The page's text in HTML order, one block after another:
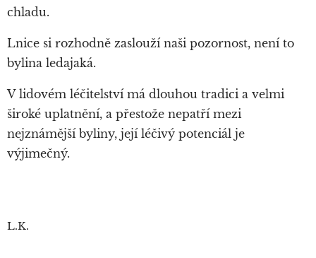
chladu.
Lnice si rozhodně zaslouží naši pozornost, není to
bylina ledajaká.
V lidovém léčitelství má dlouhou tradici a velmi
široké uplatnění, a přestože nepatří mezi
nejznámější byliny, její léčivý potenciál je
výjimečný.
L.K.